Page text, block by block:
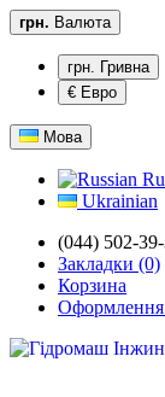
грн. Валюта
грн. Гривна
€ Евро
Мова
Ukrainian
(044) 502-
Закладки (0)
Корзина
Оформлення